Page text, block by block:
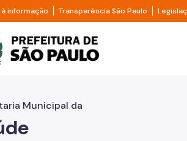
principal
informação Divisor de acesso à informação
Transparência São Paulo Divisor
de São
Municipal da